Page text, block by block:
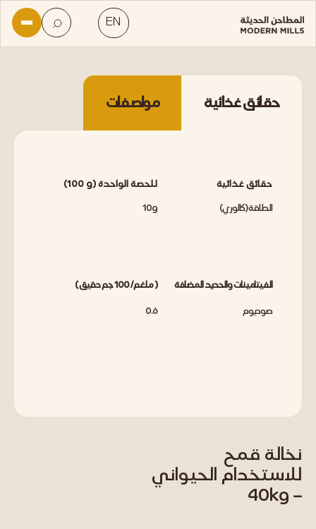
نخالة قمح
للاستخدام الحيواني
– 40kg
حقائق غذائية مواصفات
حقائق غذائية (100 g) للحصة الواحدة
الطاقة (كالوري) 10g
الفيتامينات والحديد المضافة ( ملغم / 100 جم دقيق )
صوديوم 0.6